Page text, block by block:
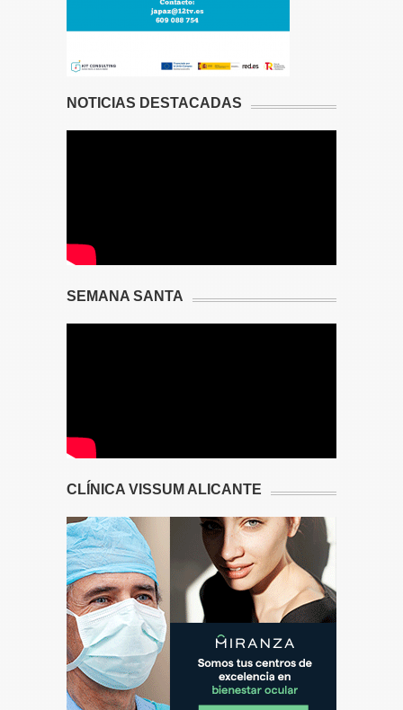
NOTICIAS DESTACADAS
SEMANA SANTA
CLÍNICA VISSUM ALICANTE